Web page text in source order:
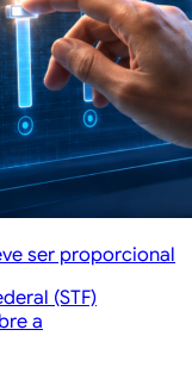
ser proporcional
(STF)
a